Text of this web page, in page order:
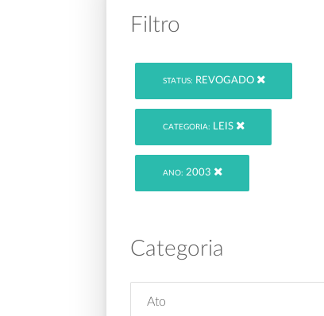
Filtro
STATUS: REVOGADO
CATEGORIA: LEIS
ANO: 2003
Categoria
Ato